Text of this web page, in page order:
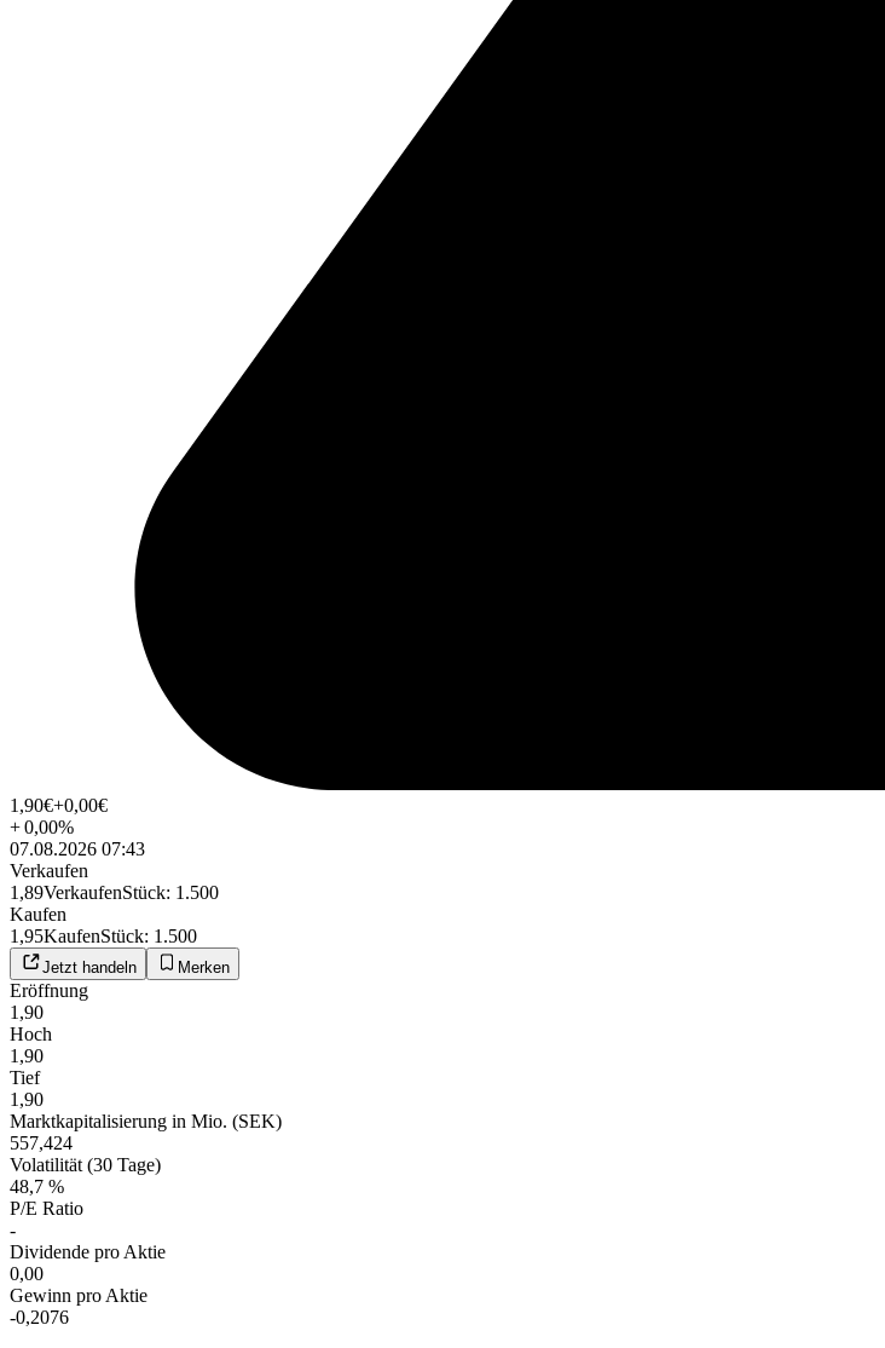
1,90€+0,00€
+0,00%
07.08.2026 07:43
Verkaufen
1,89VerkaufenStück: 1.500
Kaufen
1,95KaufenStück: 1.500
Jetzt handeln Merken
Eröffnung
1,90
Hoch
1,90
Tief
1,90
Marktkapitalisierung in Mio. (SEK)
557,424
Volatilität (30 Tage)
48,7 %
P/E Ratio
-
Dividende pro Aktie
0,00
Gewinn pro Aktie
-0,2076